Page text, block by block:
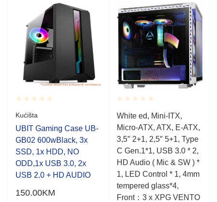
Rated
0.001
out
of
5
Kućišta
UBIT Gaming Case UB-
GB02 600wBlack, 3x
SSD, 1x HDD, NO
ODD,1x USB 3.0, 2x
USB 2.0 + HD AUDIO
150.00KM
Rated
0.001
out
of
5
White ed, Mini-ITX,
Micro-ATX, ATX, E-ATX,
3,5″ 2+1, 2,5″ 5+1, Type
C Gen.1*1, USB 3.0 * 2,
HD Audio ( Mic & SW ) *
1, LED Control * 1, 4mm
tempered glass*4,
Front：3 x XPG VENTO